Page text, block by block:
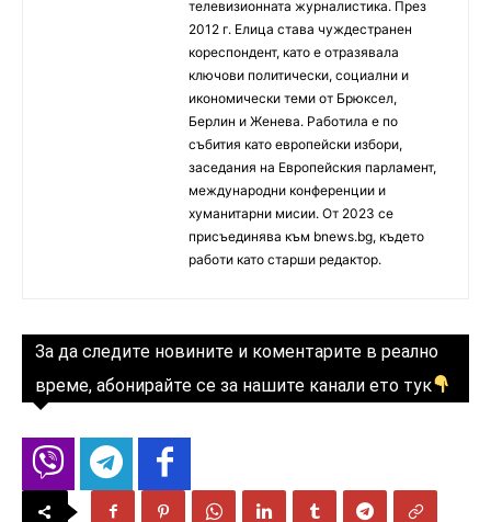
телевизионната журналистика. През
2012 г. Елица става чуждестранен
кореспондент, като е отразявала
ключови политически, социални и
икономически теми от Брюксел,
Берлин и Женева. Работила е по
събития като европейски избори,
заседания на Европейския парламент,
международни конференции и
хуманитарни мисии. От 2023 се
присъединява към bnews.bg, където
работи като старши редактор.
За да следите новините и коментарите в реално
време, абонирайте се за нашите канали ето тук